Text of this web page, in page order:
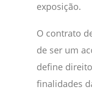
exposição.
O contrato
de ser um
define
finalidades